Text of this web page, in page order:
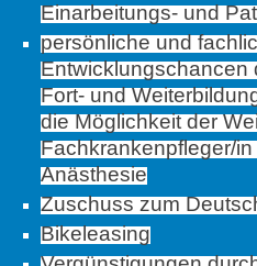
Einarbeitungs- und
persönliche und
Entwicklungschancen
Fort- und
die Möglichkeit der
Fachkrankenpfleger/
Anästhesie
Zuschuss zum
Bikeleasing